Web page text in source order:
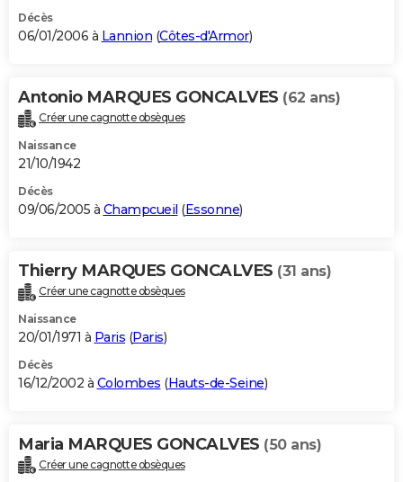
Décès
06/01/2006 à Lannion (Côtes-d'Armor)
Antonio MARQUES GONCALVES (62 ans)
Créer une cagnotte obsèques
Naissance
21/10/1942
Décès
09/06/2005 à Champcueil (Essonne)
Thierry MARQUES GONCALVES (31 ans)
Créer une cagnotte obsèques
Naissance
20/01/1971 à Paris (Paris)
Décès
16/12/2002 à Colombes (Hauts-de-Seine)
Maria MARQUES GONCALVES (50 ans)
Créer une cagnotte obsèques